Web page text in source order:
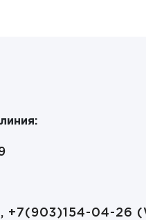
+7(903)154-04-26